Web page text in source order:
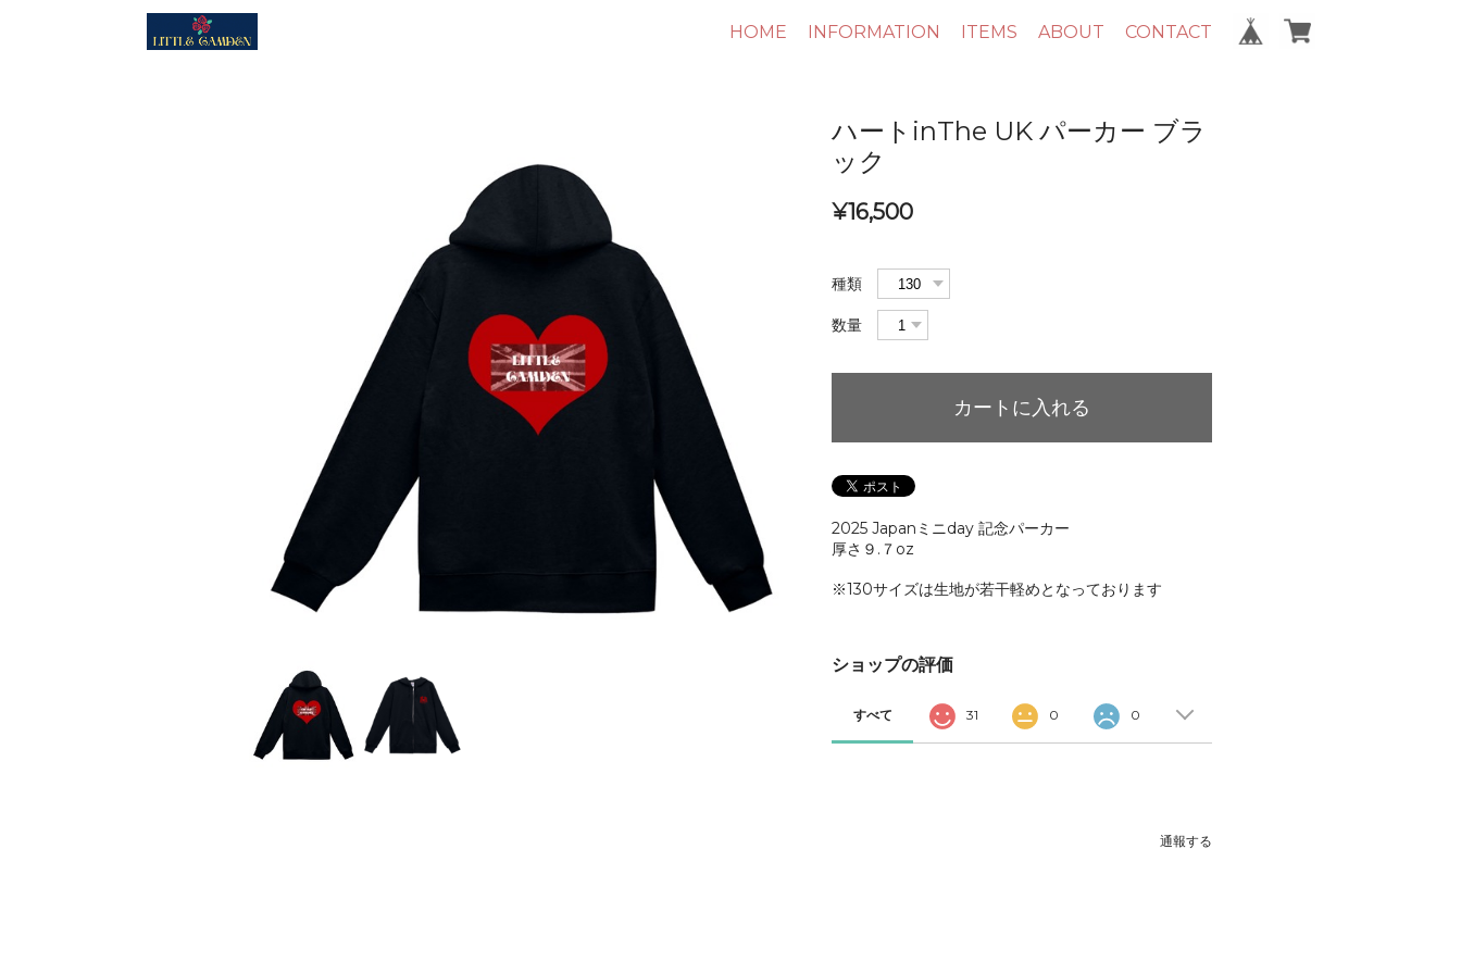
HOME INFORMATION ITEMS ABOUT CONTACT
ハートinThe UK パーカー ブラ
ック
¥16,500
種類
数量
カートに入れる
2025 Japanミニday 記念パーカー
厚さ９.７oz
※130サイズは生地が若干軽めとなっております
ショップの評価
すべて 31 0 0
通報する